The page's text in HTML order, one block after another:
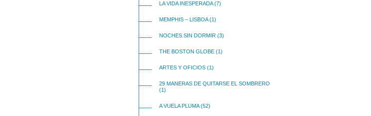
LA VIDA INESPERADA(7)
MEMPHIS – LISBOA(1)
NOCHES SIN DORMIR (3)
THE BOSTON GLOBE (1)
ARTES Y OFICIOS (1)
29 MANERAS DE QUITARSE EL SOMBRERO
(1)
A VUELA PLUMA(52)